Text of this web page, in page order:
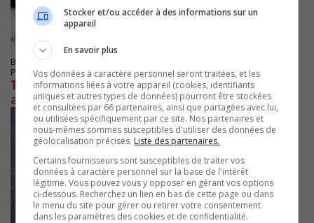
BROSSARD
Publié le 3 juin 2025 à 05h31
Tourisme Montérégie fait le point sur une
année marquante
Stocker et/ou accéder à des informations sur un
appareil
En savoir plus
Vos données à caractère personnel seront traitées, et les
informations liées à votre appareil (cookies, identifiants
uniques et autres types de données) pourront être stockées
et consultées par 66 partenaires, ainsi que partagées avec lui,
ou utilisées spécifiquement par ce site. Nos partenaires et
nous-mêmes sommes susceptibles d'utiliser des données de
géolocalisation précises. Liste des partenaires.
Certains fournisseurs sont susceptibles de traiter vos
données à caractère personnel sur la base de l'intérêt
légitime. Vous pouvez vous y opposer en gérant vos options
ci-dessous. Recherchez un lien en bas de cette page ou dans
le menu du site pour gérer ou retirer votre consentement
dans les paramètres des cookies et de confidentialité.